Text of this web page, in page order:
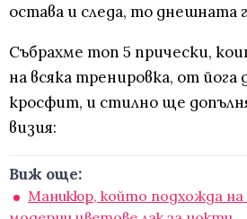
остава и следа, то днешната
Събрахме топ 5 прически,
на всяка тренировка, от йога
кросфит, и стилно ще
визия:
Виж още:
Маникюр, който подхожда на